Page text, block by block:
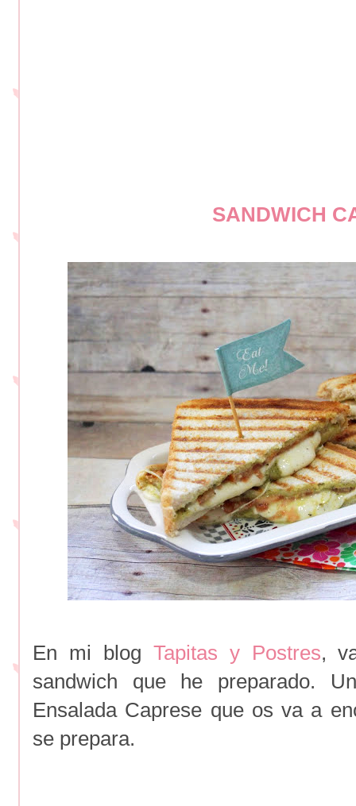
SANDWICH
En mi blog Tapitas y Postres,
sandwich que he preparado.
Ensalada Caprese que os va a
se prepara.